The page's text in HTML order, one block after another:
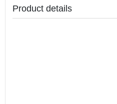
Product details